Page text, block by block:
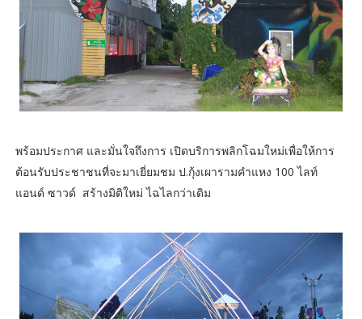
พร้อมประกาศ และมั่นใจถึงการ เปิดบริการพลิกโฉมใหม่เพื่อให้การ
ต้อนรับประชาชนที่จะมาเยี่ยมชม ป.กุ้งเผารามคำแหง 100 ไลท์
แอนด์ ซาวด์ สร้างมิติใหม่ ไฉไลกว่าเดิม